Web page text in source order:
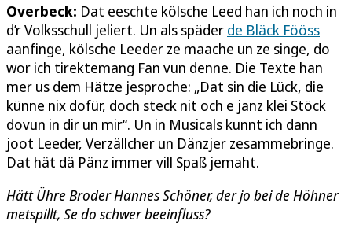
Overbeck: Dat eeschte kölsche Leed han ich noch in
d’r Volksschull jeliert. Un als späder de Bläck Fööss
aanfinge, kölsche Leeder ze maache un ze singe, do
wor ich tirektemang Fan vun denne. Die Texte han
mer us dem Hätze jesproche: „Dat sin die Lück, die
künne nix dofür, doch steck nit och e janz klei Stöck
dovun in dir un mir“. Un in Musicals kunnt ich dann
joot Leeder, Verzällcher un Dänzjer zesammebringe.
Dat hät dä Pänz immer vill Spaß jemaht.
Hätt Ühre Broder Hannes Schöner, der jo bei de Höhner
metspillt, Se do schwer beeinfluss?